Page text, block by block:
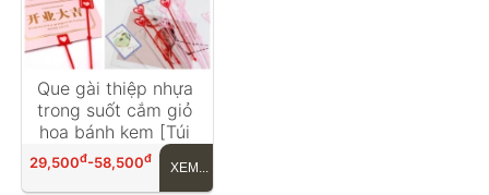
Que gài thiệp nhựa
trong suốt cắm giỏ
hoa bánh kem [Túi
80]
29,500đ-58,500đ
XEM...